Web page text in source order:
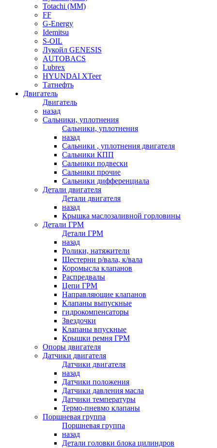
Totachi (MM)
FF
G-Energy
Idemitsu
S-OIL
Лукойл GENESIS
AUTOBACS
Lubrex
HYUNDAI XTeer
Татнефть
Двигатель
Двигатель
назад
Сальники, уплотнения
Сальники, уплотнения
назад
Сальники , уплотнения двигателя
Сальники КПП
Сальники подвески
Сальники прочие
Сальники дифференциала
Детали двигателя
Детали двигателя
назад
Крышка маслозаливной горловины
Детали ГРМ
Детали ГРМ
назад
Ролики, натяжители
Шестерни р/вала, к/вала
Коромысла клапанов
Распредвалы
Цепи ГРМ
Направляющие клапанов
Клапаны выпускные
гидрокомпенсаторы
Звездочки
Клапаны впускные
Крышки ремня ГРМ
Опоры двигателя
Датчики двигателя
Датчики двигателя
назад
Датчики положения
Датчики давления масла
Датчики температуры
Термо-пневмо клапаны
Поршневая группа
Поршневая группа
назад
Детали головки блока цилиндров